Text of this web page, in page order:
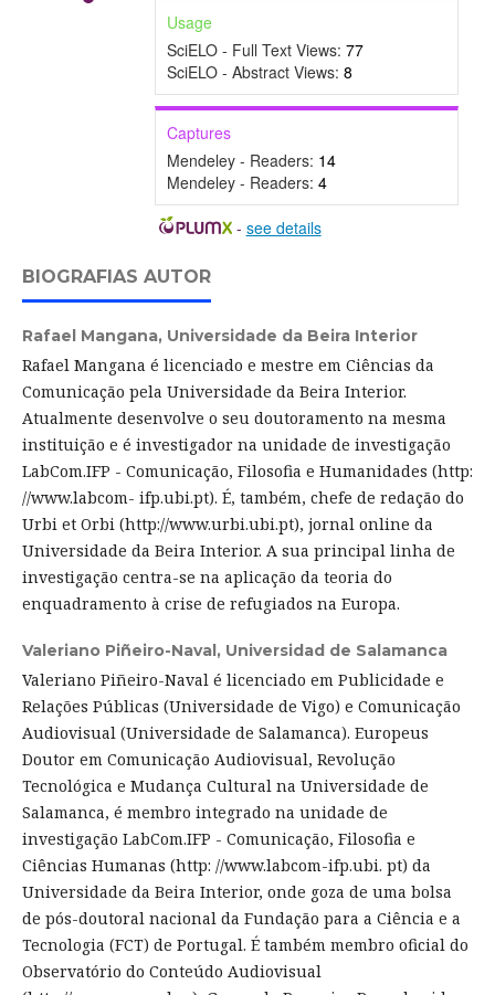
Usage
SciELO - Full Text Views: 77
SciELO - Abstract Views: 8
Captures
Mendeley - Readers: 14
Mendeley - Readers: 4
- see details
BIOGRAFIAS AUTOR
Rafael Mangana, Universidade da Beira Interior
Rafael Mangana é licenciado e mestre em Ciências da
Comunicação pela Universidade da Beira Interior.
Atualmente desenvolve o seu doutoramento na mesma
instituição e é investigador na unidade de investigação
LabCom.IFP - Comunicação, Filosofia e Humanidades (http:
//www.labcom- ifp.ubi.pt). É, também, chefe de redação do
Urbi et Orbi (http://www.urbi.ubi.pt), jornal online da
Universidade da Beira Interior. A sua principal linha de
investigação centra-se na aplicação da teoria do
enquadramento à crise de refugiados na Europa.
Valeriano Piñeiro-Naval, Universidad de Salamanca
Valeriano Piñeiro-Naval é licenciado em Publicidade e
Relações Públicas (Universidade de Vigo) e Comunicação
Audiovisual (Universidade de Salamanca). Europeus
Doutor em Comunicação Audiovisual, Revolução
Tecnológica e Mudança Cultural na Universidade de
Salamanca, é membro integrado na unidade de
investigação LabCom.IFP - Comunicação, Filosofia e
Ciências Humanas (http: //www.labcom-ifp.ubi. pt) da
Universidade da Beira Interior, onde goza de uma bolsa
de pós-doutoral nacional da Fundação para a Ciência e a
Tecnologia (FCT) de Portugal. É também membro oficial do
Observatório do Conteúdo Audiovisual